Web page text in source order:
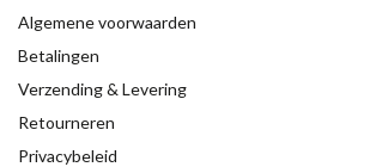
Algemene voorwaarden
Betalingen
Verzending & Levering
Retourneren
Privacybeleid